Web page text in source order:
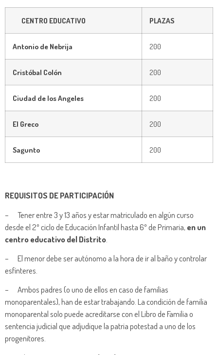
CENTRO EDUCATIVO PLAZAS
Antonio de Nebrija 200
Cristóbal Colón 200
Ciudad de los Angeles 200
El Greco 200
Sagunto 200
REQUISITOS DE PARTICIPACIÓN
– Tener entre 3 y 13 años y estar matriculado en algún curso
desde el 2º ciclo de Educación Infantil hasta 6º de Primaria, en un
centro educativo del Distrito
– El menor debe ser autónomo a la hora de ir al baño y controlar
esfínteres.
– Ambos padres (o uno de ellos en caso de familias
monoparentales), han de estar trabajando. La condición de familia
monoparental solo puede acreditarse con el Libro de Familia o
sentencia judicial que adjudique la patria potestad a uno de los
progenitores.